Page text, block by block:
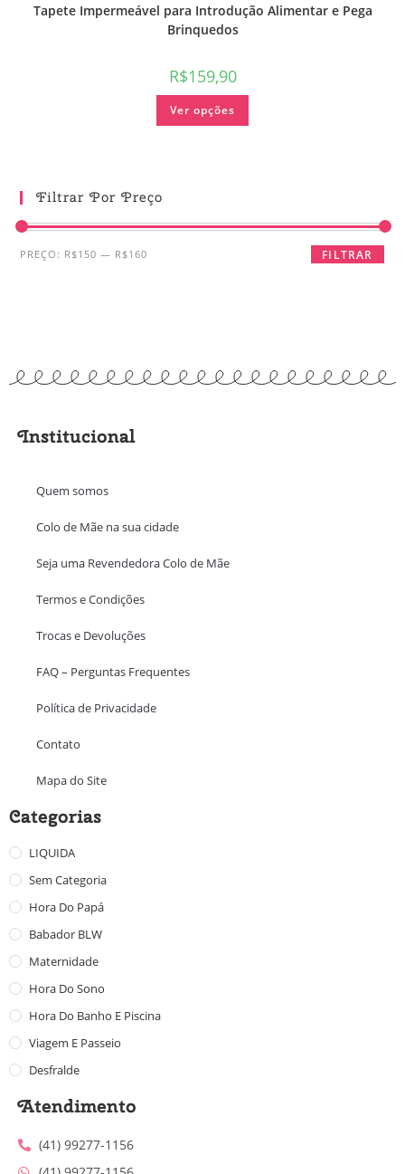
Tapete Impermeável para Introdução Alimentar e Pega
Brinquedos
R$159,90
Ver opções
Filtrar Por Preço
FILTRAR
PREÇO: R$150 — R$160
Institucional
Quem somos
Colo de Mãe na sua cidade
Seja uma Revendedora Colo de Mãe
Termos e Condições
Trocas e Devoluções
FAQ – Perguntas Frequentes
Política de Privacidade
Contato
Mapa do Site
Categorias
LIQUIDA
Sem Categoria
Hora Do Papá
Babador BLW
Maternidade
Hora Do Sono
Hora Do Banho E Piscina
Viagem E Passeio
Desfralde
Atendimento
(41) 99277-1156